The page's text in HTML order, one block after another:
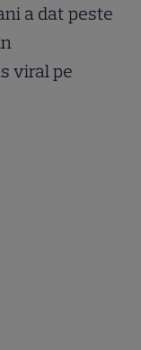
a dat peste
viral pe